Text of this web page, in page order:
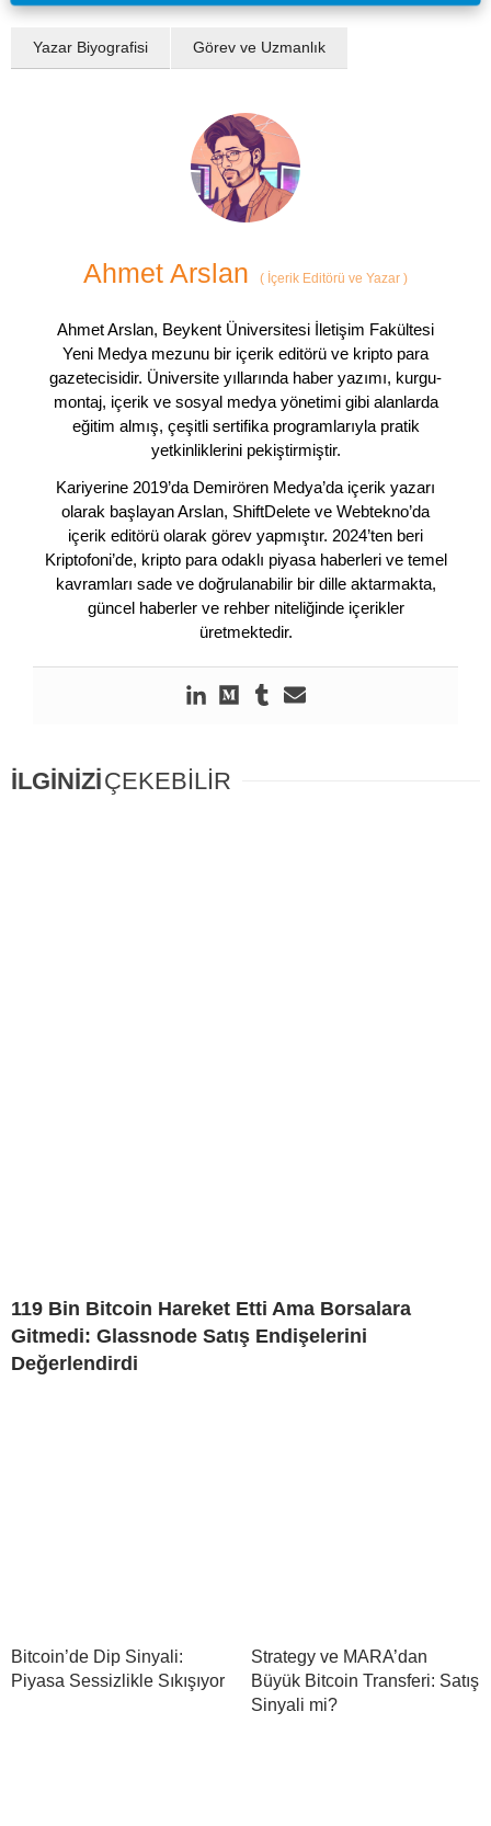
Yazar Biyografisi Görev ve Uzmanlık
Ahmet Arslan ( İçerik Editörü ve Yazar )
Ahmet Arslan, Beykent Üniversitesi İletişim Fakültesi
Yeni Medya mezunu bir içerik editörü ve kripto para
gazetecisidir. Üniversite yıllarında haber yazımı, kurgu-
montaj, içerik ve sosyal medya yönetimi gibi alanlarda
eğitim almış, çeşitli sertifika programlarıyla pratik
yetkinliklerini pekiştirmiştir.
Kariyerine 2019’da Demirören Medya’da içerik yazarı
olarak başlayan Arslan, ShiftDelete ve Webtekno’da
içerik editörü olarak görev yapmıştır. 2024’ten beri
Kriptofoni’de, kripto para odaklı piyasa haberleri ve temel
kavramları sade ve doğrulanabilir bir dille aktarmakta,
güncel haberler ve rehber niteliğinde içerikler
üretmektedir.
İLGİNİZİÇEKEBİLİR
119 Bin Bitcoin Hareket Etti Ama Borsalara
Gitmedi: Glassnode Satış Endişelerini
Değerlendirdi
Bitcoin’de Dip Sinyali:
Piyasa Sessizlikle Sıkışıyor
Strategy ve MARA’dan
Büyük Bitcoin Transferi: Satış
Sinyali mi?